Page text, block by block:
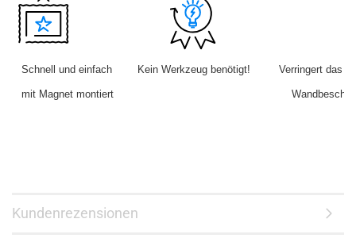
Schnell und einfach        Kein Werkzeug benötigt!         Verringert das
mit Magnet montiert
Kundenrezensionen